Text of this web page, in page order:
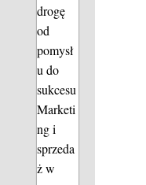
drogę
od
pomysł
u do
sukcesu
Marketi
ng i
sprzeda
ż w